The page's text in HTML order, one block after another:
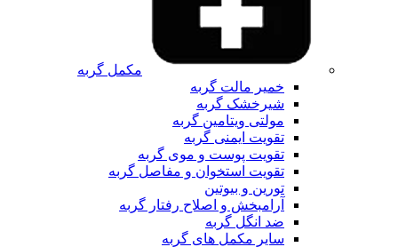
مکمل گربه
خمیر مالت گربه
شیرخشک گربه
مولتی ویتامین گربه
تقویت ایمنی گربه
تقویت پوست و موی گربه
تقویت استخوان و مفاصل گربه
تورین و بیوتین
آرامبخش و اصلاح رفتار گربه
ضد انگل گربه
سایر مکمل های گربه